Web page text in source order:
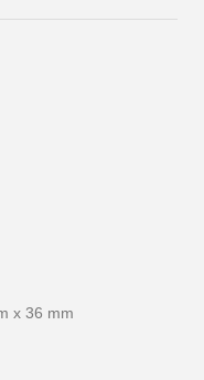
x 36 mm